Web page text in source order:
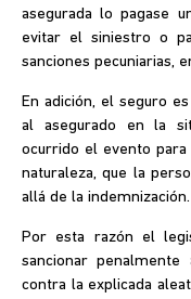
asegurada lo pagase
evitar el siniestro o
sanciones pecuniarias,
En adición, el seguro
al asegurado en la
ocurrido el evento
naturaleza, que la
allá de la indemnización.
Por esta razón el
sancionar
contra la explicada